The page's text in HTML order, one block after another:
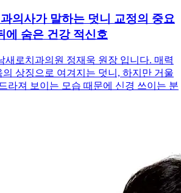
의사가 말하는 덧니 교정의 중요
에 숨은 건강 적신호
새로치과의원 정재욱 원장 입니다. 매력
의 상징으로 여겨지는 덧니, 하지만 거울
라져 보이는 모습 때문에 신경 쓰이는 분